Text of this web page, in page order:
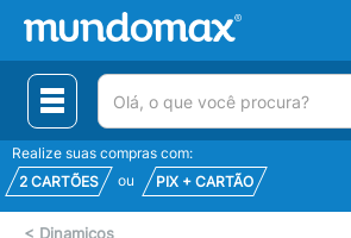
(pesquisar)
Realize suas compras com:
2 CARTÕES
ou PIX + CARTÃO
< Dinamicos